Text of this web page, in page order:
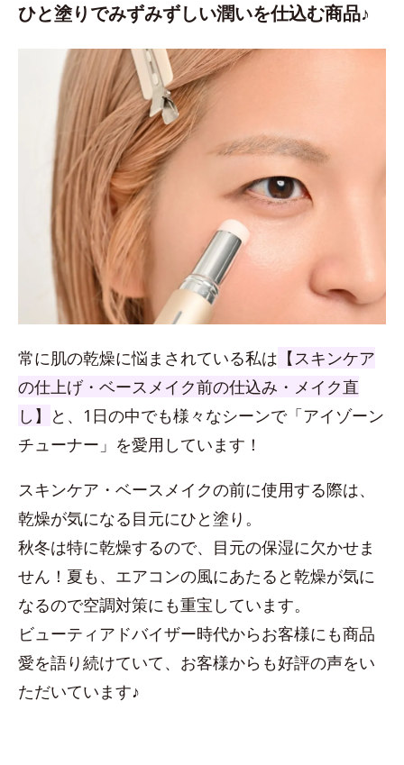
ひと塗りでみずみずしい潤いを仕込む商品♪
常に肌の乾燥に悩まされている私は 【スキンケア
の仕上げ・ベースメイク前の仕込み・メイク直
し】
と、1日の中でも様々なシーンで「アイゾーン
チューナー」を愛用しています！
スキンケア・ベースメイクの前に使用する際は、
乾燥が気になる目元にひと塗り。
秋冬は特に乾燥するので、目元の保湿に欠かせま
せん！夏も、エアコンの風にあたると乾燥が気に
なるので空調対策にも重宝しています。
ビューティアドバイザー時代からお客様にも商品
愛を語り続けていて、お客様からも好評の声をい
ただいています♪